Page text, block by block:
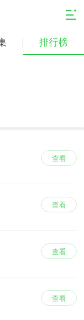
排行榜
查看
查看
查看
查看